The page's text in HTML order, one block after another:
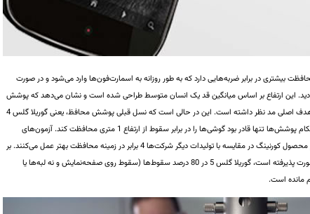
بیشتری در برابر ضربه‌هایی دارد که به طور روزانه به اسمارت‌فون‌ها وارد می‌شود و در صورت
نخواهد دید. این ارتفاع بر اساس میانگین قد یک انسان متوسط طراحی شده است و نشان می‌دهد که پوشش
محافظ جدید افتادن گوشی در اثر کارهای روزانه را به عنوان هدف اصلی مد نظر داشته است. این در حالی است که نسل قبلی پوشش محافظ، یعنی گوریلا گلس 4
که در پاییز سال 2014 معرفی شده بود، علی‌رغم تقویت استحکام پوشش‌ها تنها قادر بود گوشی‌ها را در برابر سقوط از ارتفاع 1 متری محافظت کند. آزمون‌های
آزمایشگاهی نشان می‌دهند که نسل جدید شیشه‌های مقاوم محصول کورنینگ در مقایسه با تولیدات دیگر شرکت‌ها 4 برابر در زمینه محافظت بهتر عمل می‌کنند. بر
اساس نتایج همین آزمون‌ها که در آزمایشگاه‌های کورنینگ صورت پذیرفته است، گوریلا گلس 5 در 80 درصد سقوط‌ها (سقوط‌ روی صفحه‌نمایش و نه لبه‌ها یا